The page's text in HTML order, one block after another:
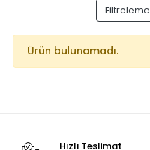
Filtreleme
Ürün bulunamadı.
Hızlı Teslimat